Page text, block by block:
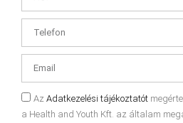
Az Adatkezelési tájékoztatót
a Health and Youth Kft. az általam